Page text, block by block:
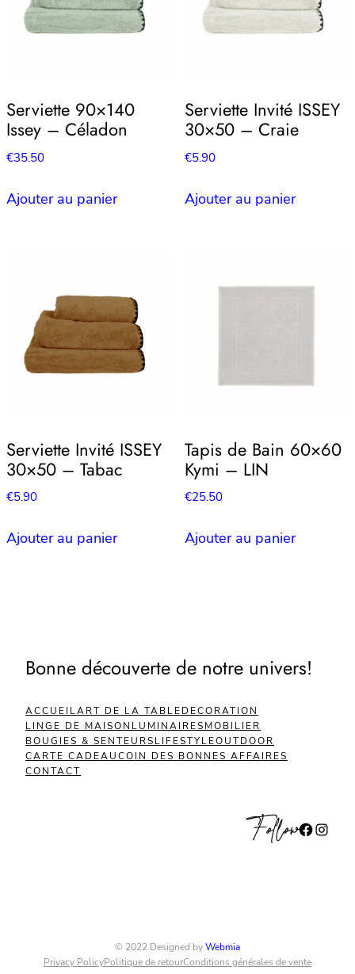
Serviette 90×140
Issey – Céladon
€35.50
Ajouter au panier
Serviette Invité ISSEY
30×50 – Craie
€5.90
Ajouter au panier
Serviette Invité ISSEY
30×50 – Tabac
€5.90
Ajouter au panier
Tapis de Bain 60×60
Kymi – LIN
€25.50
Ajouter au panier
Bonne découverte de notre univers!
ACCUEILART DE LA TABLEDECORATION
LINGE DE MAISON LUMINAIRESMOBILIER
BOUGIES & SENTEURSLIFESTYLEOUTDOOR
CARTE CADEAUCOIN DES BONNES AFFAIRES
CONTACT
FollowFacebook Instagram
© 2022 Designed byWebmia
Privacy PolicyPolitique de retourConditions générales de vente